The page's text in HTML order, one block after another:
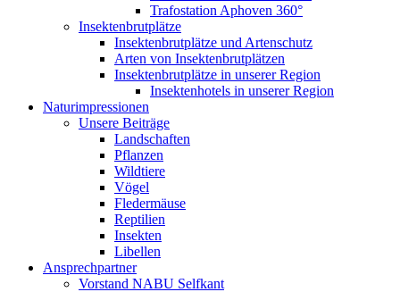
Trafostation Aphoven 360°
Insektenbrutplätze
Insektenbrutplätze und Artenschutz
Arten von Insektenbrutplätzen
Insektenbrutplätze in unserer Region
Insektenhotels in unserer Region
Naturimpressionen
Unsere Beiträge
Landschaften
Pflanzen
Wildtiere
Vögel
Fledermäuse
Reptilien
Insekten
Libellen
Ansprechpartner
Vorstand NABU Selfkant